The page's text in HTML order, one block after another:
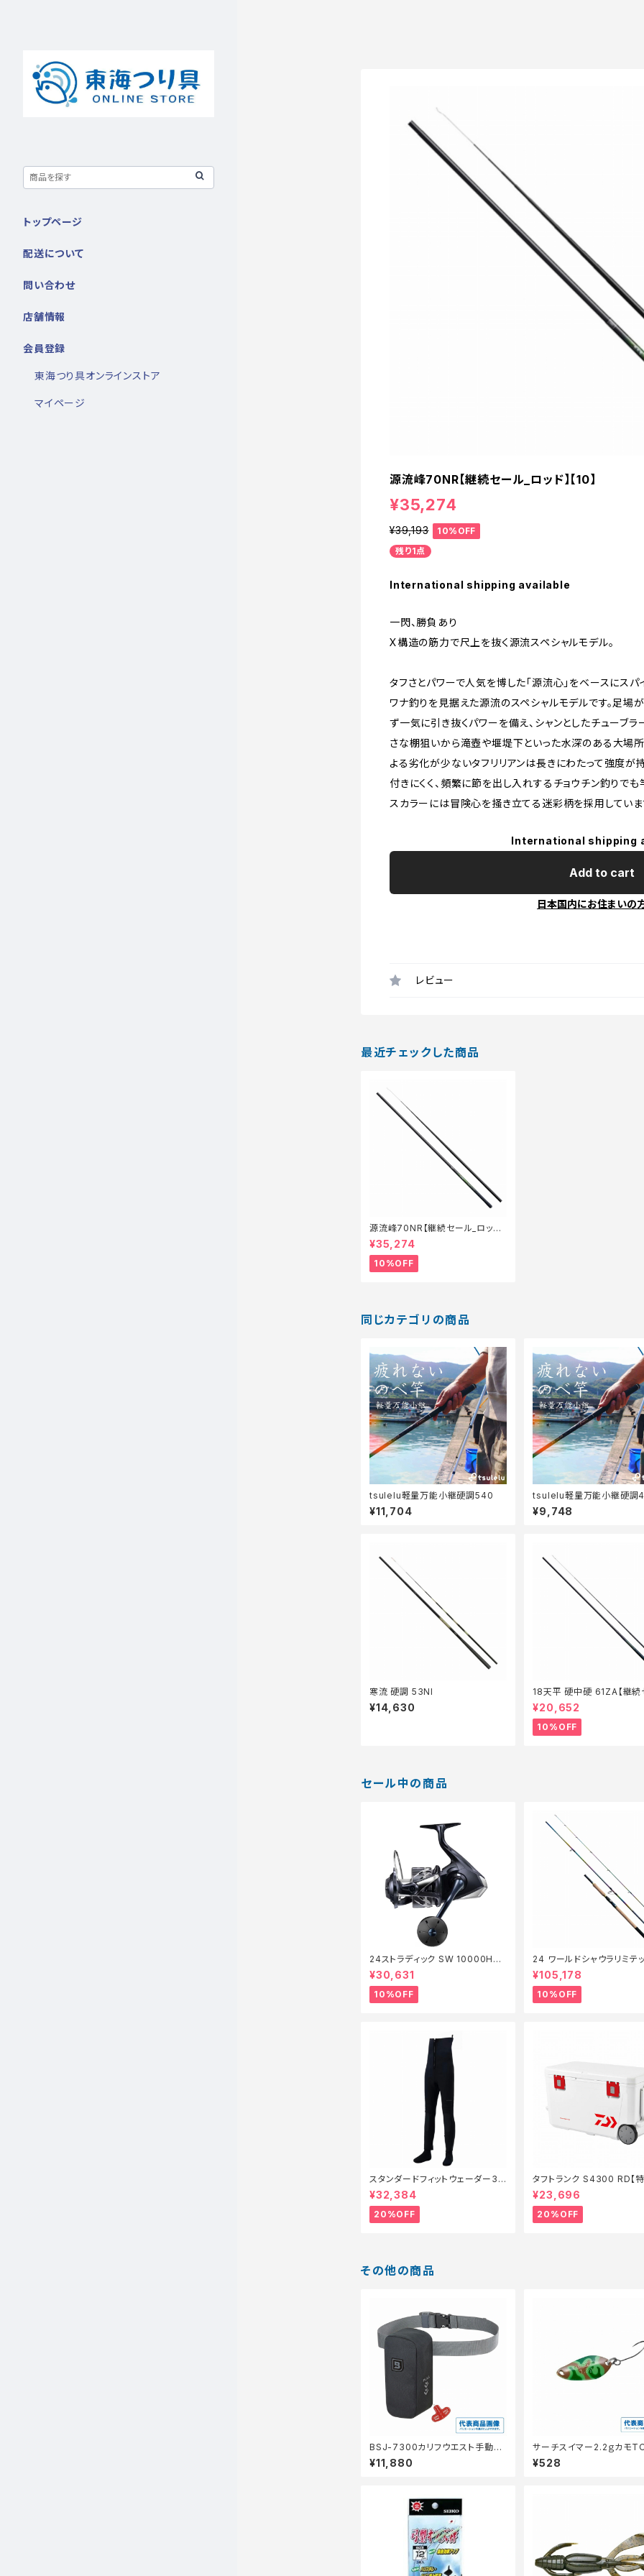
源流峰70NR【継続セール_ロッド】【10】
¥35,274
¥39,193
10%OFF
残り1点
International shipping available
一閃、勝負あり
X構造の筋力で尺上を抜く源流スペシャルモデル。
タフさとパワーで人気を博した「源流心」をベースにス
ワナ釣りを見据えた源流のスペシャルモデルです。足場
ず一気に引き抜くパワーを備え、シャンとしたチューブ
さな棚狙いから滝壺や堰堤下といった水深のある大場
よる劣化が少ないタフリリアンは長きにわたって強度が
付きにくく、頻繁に節を出し入れするチョウチン釣りでも
スカラーには冒険心を掻き立てる迷彩柄を採用していま
International shipping
Add to cart
日本国内にお住まいの
レビュー
最近チェックした商品
源流峰70NR【継続セール_ロッド】
【10】
¥35,274
10%OFF
同じカテゴリの商品
tsulelu軽量万能小継硬調540
¥11,704
tsulelu軽量万能小継硬調
¥9,748
寒流 硬調 53NI
¥14,630
18天平 硬中硬 61ZA【継続
_ロッド】【10】
¥20,652
10%OFF
セール中の商品
24ストラディック SW 10000HG
【継続セール_リール】【10】
¥30,631
10%OFF
24 ワールドシャウラリミテ
053R-3【継続セール_ロッド
0】
¥105,178
10%OFF
スタンダードフィットウェーダー3.
0FW−040X 黒 SB【特価装備】【2
0】
¥32,384
20%OFF
タフトランク S4300 RD【
備】【20】
¥23,696
20%OFF
その他の商品
BSJ-7300カリフウエスト手動ラ
グアBK
¥11,880
サーチスイマー2.2ｇカモ
2S
¥528
トップページ
配送について
問い合わせ
店舗情報
会員登録
東海つり具オンラインストア
マイページ